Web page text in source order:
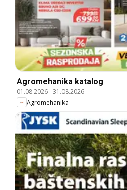
Agromehanika katalog
01.08.2026-31.08.2026
Agromehanika